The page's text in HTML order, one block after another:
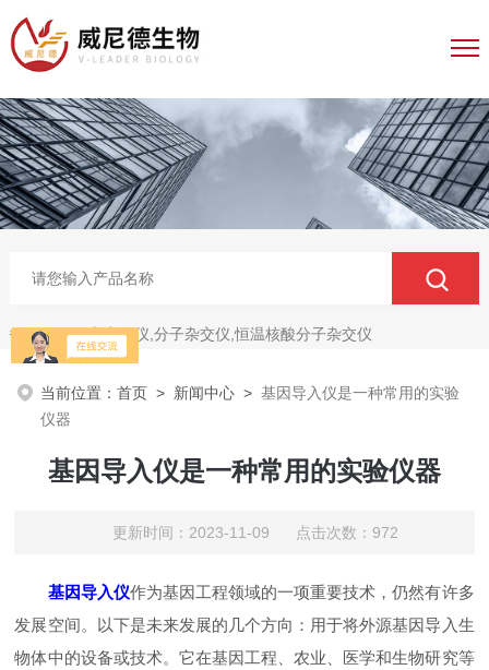
热门关键词：电穿孔仪,分子杂交仪,恒温核酸分子杂交仪
当前位置：首页 > 新闻中心 >基因导入仪是一种常用的实验
仪器
基因导入仪是一种常用的实验仪器
更新时间：2023-11-09 点击次数：972
基因导入仪作为基因工程领域的一项重要技术，仍然有许多
发展空间。以下是未来发展的几个方向：用于将外源基因导入生
物体中的设备或技术。它在基因工程、农业、医学和生物研究等